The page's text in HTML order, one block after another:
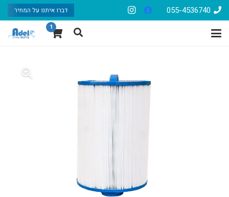
055-4536740 דברו איתנו על המחיר
1